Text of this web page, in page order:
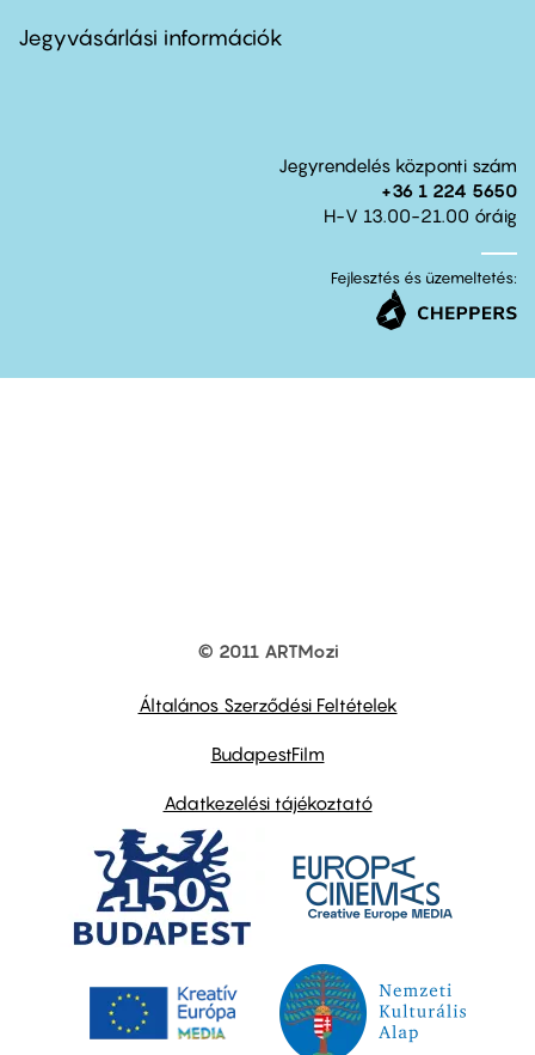
second
Jegyvásárlási információk
Jegyrendelés központi szám
+36 1 224 5650
H-V 13.00-21.00 óráig
Fejlesztés és üzemeltetés:
© 2011 ARTMozi
Általános Szerződési Feltételek
BudapestFilm
Adatkezelési tájékoztató